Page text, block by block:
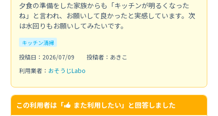
夕食の準備をした家族からも「キッチンが明るくなった
ね」と言われ、お願いして良かったと実感しています。次
は水回りもお願いしてみたいです。
キッチン清掃
投稿日：2026/07/09
投稿者：あきこ
利用業者： おそうじLabo
この利用者は「 また利用したい」と回答しました